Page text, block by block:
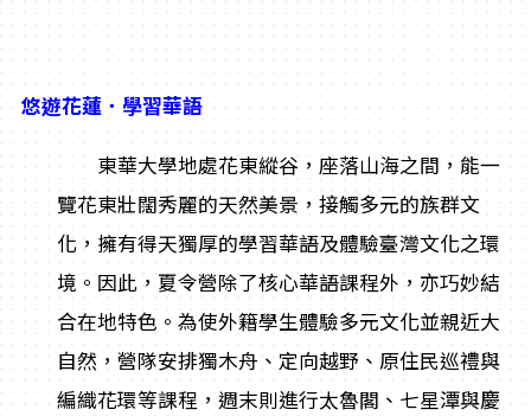
悠遊花蓮．學習華語
東華大學地處花東縱谷，座落山海之間，能一
覽花東壯闊秀麗的天然美景，接觸多元的族群文
化，擁有得天獨厚的學習華語及體驗臺灣文化之環
境。因此，夏令營除了核心華語課程外，亦巧妙結
合在地特色。為使外籍學生體驗多元文化並親近大
自然，營隊安排獨木舟、定向越野、原住民巡禮與
編織花環等課程，週末則進行太魯閣、七星潭與慶